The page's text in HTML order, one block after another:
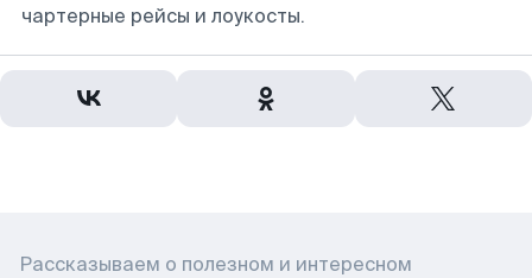
чартерные рейсы и лоукосты.
Рассказываем о полезном и интересном